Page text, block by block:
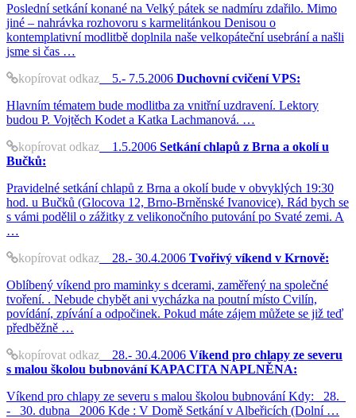
Poslední setkání konané na Velký pátek se nadmíru zdařilo. Mimo
jiné – nahrávka rozhovoru s karmelitánkou Denisou o
kontemplativní modlitbě doplnila naše velkopáteční usebrání a našli
jsme si čas …
kopírovat odkaz 5.- 7.5.2006 Duchovní cvičení VPS:
Hlavním tématem bude modlitba za vnitřní uzdravení. Lektory
budou P. Vojtěch Kodet a Katka Lachmanová. …
kopírovat odkaz 1.5.2006 Setkání chlapů z Brna a okolí u
Bučků:
Pravidelné setkání chlapů z Brna a okolí bude v obvyklých 19:30
hod. u Bučků (Glocova 12, Brno-Brněnské Ivanovice). Rád bych se
s vámi podělil o zážitky z velikonočního putování po Svaté zemi. A
…
kopírovat odkaz 28.- 30.4.2006 Tvořivý víkend v Krnově:
Oblíbený víkend pro maminky s dcerami, zaměřený na společné
tvoření. . Nebude chybět ani vycházka na poutní místo Cvilín,
povídání, zpívání a odpočinek. Pokud máte zájem můžete se již teď
předběžně …
kopírovat odkaz 28.- 30.4.2006 Víkend pro chlapy ze severu
s malou školou bubnování KAPACITA NAPLNĚNA:
Víkend pro chlapy ze severu s malou školou bubnování Kdy: 28.
- 30. dubna 2006 Kde : V Domě Setkání v Albeřicích (Dolní …